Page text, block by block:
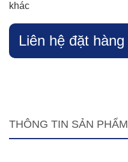
khác
Liên hệ đặt hàng
THÔNG TIN SẢN PHẨM